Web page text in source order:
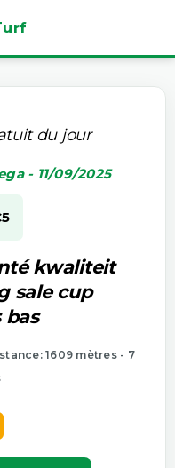
du jour
- 11/09/2025
kwaliteit
sale cup
bas
1609 mètres - 7